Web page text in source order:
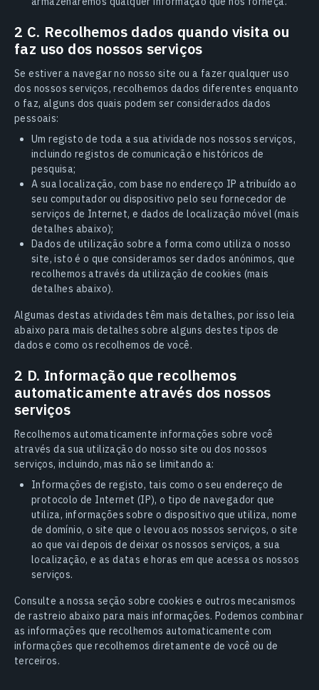
2 C. Recolhemos dados quando visita ou
faz uso dos nossos serviços
Se estiver a navegar no nosso site ou a fazer qualquer uso
dos nossos serviços, recolhemos dados diferentes enquanto
o faz, alguns dos quais podem ser considerados dados
pessoais:
Um registo de toda a sua atividade nos nossos serviços,
incluindo registos de comunicação e históricos de
pesquisa;
A sua localização, com base no endereço IP atribuído ao
seu computador ou dispositivo pelo seu fornecedor de
serviços de Internet, e dados de localização móvel (mais
detalhes abaixo);
Dados de utilização sobre a forma como utiliza o nosso
site, isto é o que consideramos ser dados anónimos, que
recolhemos através da utilização de cookies (mais
detalhes abaixo).
Algumas destas atividades têm mais detalhes, por isso leia
abaixo para mais detalhes sobre alguns destes tipos de
dados e como os recolhemos de você.
2 D. Informação que recolhemos
automaticamente através dos nossos
serviços
Recolhemos automaticamente informações sobre você
através da sua utilização do nosso site ou dos nossos
serviços, incluindo, mas não se limitando a:
Informações de registo, tais como o seu endereço de
protocolo de Internet (IP), o tipo de navegador que
utiliza, informações sobre o dispositivo que utiliza, nome
de domínio, o site que o levou aos nossos serviços, o site
ao que vai depois de deixar os nossos serviços, a sua
localização, e as datas e horas em que acessa os nossos
serviços.
Consulte a nossa seção sobre cookies e outros mecanismos
de rastreio abaixo para mais informações. Podemos combinar
as informações que recolhemos automaticamente com
informações que recolhemos diretamente de você ou de
terceiros.